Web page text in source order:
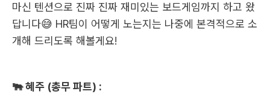
마신 텐션으로 진짜 진짜 재미있는 보드게임까지 하고 왔
답니다😅 HR팀이 어떻게 노는지는 나중에 본격적으로 소
개해 드리도록 해볼게요!
🐃 혜주 (총무 파트) :